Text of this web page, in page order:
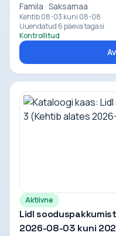
Famila · Saksamaa
Kehtib 08-03 kuni 08-08
Uuendatud 6 päeva tagasi
Kontrollitud
Aktiivne
Lidl
2026-08-03 kuni